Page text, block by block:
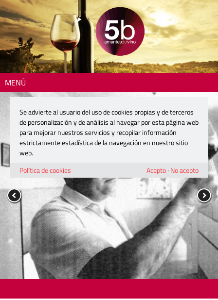
MENÚ
Se advierte al usuario del uso de cookies propias y de terceros
de personalización y de análisis al navegar por esta página web
para mejorar nuestros servicios y recopilar información
estrictamente estadística de la navegación en nuestro sitio
web.
Política de cookies
Acepto· No acepto